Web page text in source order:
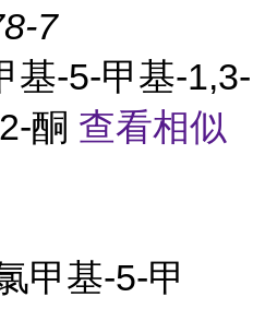
7
基-5-甲基-1,3-
酮 查看相似
甲基-5-甲